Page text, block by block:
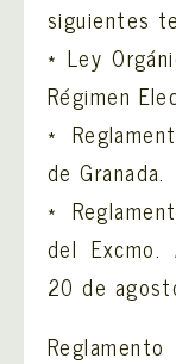
siguientes
* Ley
Régimen
*
de Granada.
*
del Excmo.
20 de